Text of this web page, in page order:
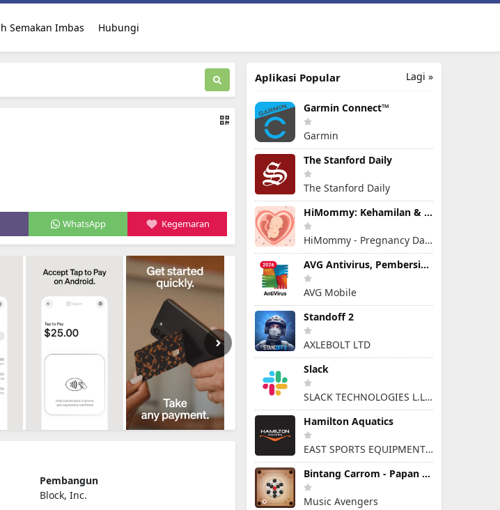
Semakan Imbas Hubungi
WhatsApp Kegemaran
Pembangun
Block, Inc.
Lagi »
Aplikasi Popular
Garmin Connect™
Garmin
The Stanford Daily
The Stanford Daily
HiMommy: Kehamilan & kesuburan
HiMommy - Pregnancy Day By Day - Expecting Baby
AVG Antivirus, Pembersih Virus
AVG Mobile
Standoff 2
AXLEBOLT LTD
Slack
SLACK TECHNOLOGIES L.L.C.
Hamilton Aquatics
EAST SPORTS EQUIPMENT ARTICLES & SERVICES L.L.C
Bintang Carrom - Papan Cakera
Music Avengers